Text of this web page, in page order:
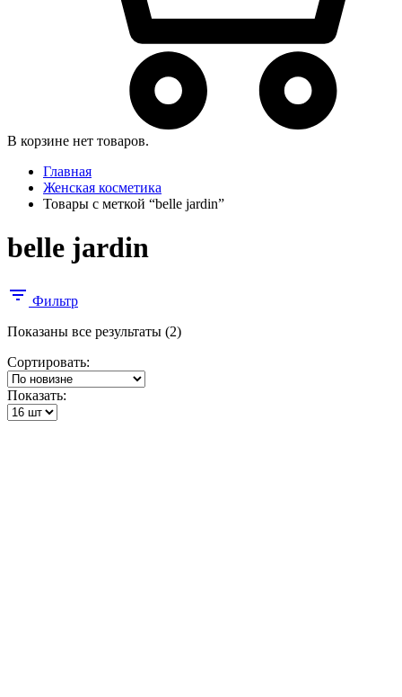
В корзине нет товаров.
Главная
Женская косметика
Товары с меткой “belle jardin”
belle jardin
Фильтр
Показаны все результаты (2)Сортировка:
Сортировать:
Показать: